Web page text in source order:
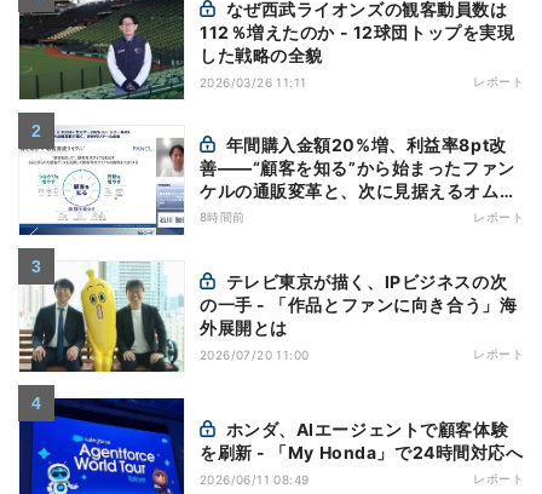
112％増えたのか - 12球団トップを実現
した戦略の全貌
2026/03/26 11:11 レポート
善——“顧客を知る”から始まったファン
ケルの通販変革と、次に見据えるオムニ
チャネル
8時間前 レポート
の一手 - 「作品とファンに向き合う」海
外展開とは
2026/07/20 11:00 レポート
を刷新 - 「My Honda」で24時間対応へ
2026/06/11 08:49 レポート